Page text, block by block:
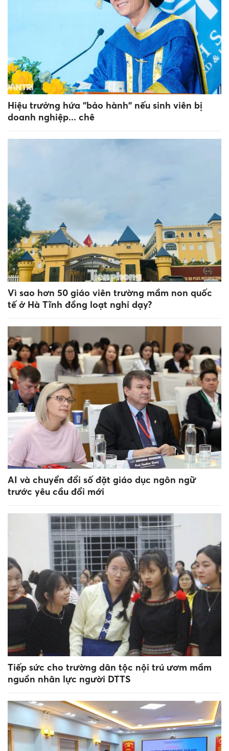
Hiệu trưởng hứa "bảo hành" nếu sinh viên bị
doanh nghiệp... chê
Vì sao hơn 50 giáo viên trường mầm non quốc
tế ở Hà Tĩnh đồng loạt nghỉ dạy?
AI và chuyển đổi số đặt giáo dục ngôn ngữ
trước yêu cầu đổi mới
Tiếp sức cho trường dân tộc nội trú ươm mầm
nguồn nhân lực người DTTS